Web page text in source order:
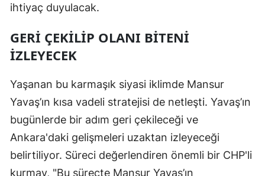
ihtiyaç duyulacak.
GERİ ÇEKİLİP OLANI BİTENİ
İZLEYECEK
Yaşanan bu karmaşık siyasi iklimde Mansur
Yavaş’ın kısa vadeli stratejisi de netleşti. Yavaş’ın
bugünlerde bir adım geri çekileceği ve
Ankara'daki gelişmeleri uzaktan izleyeceği
belirtiliyor. Süreci değerlendiren önemli bir CHP'li
kurmay, "Bu süreçte Mansur Yavaş’ın